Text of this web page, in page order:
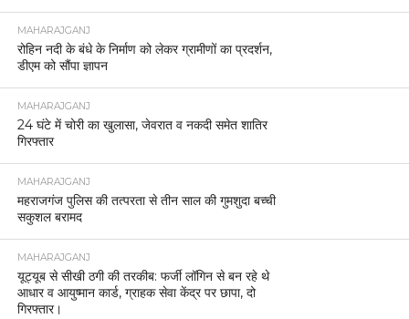
MAHARAJGANJ
रोहिन नदी के बंधे के निर्माण को लेकर ग्रामीणों का प्रदर्शन,
डीएम को सौंपा ज्ञापन
MAHARAJGANJ
24 घंटे में चोरी का खुलासा, जेवरात व नकदी समेत शातिर
गिरफ्तार
MAHARAJGANJ
महराजगंज पुलिस की तत्परता से तीन साल की गुमशुदा बच्ची
सकुशल बरामद
MAHARAJGANJ
यूट्यूब से सीखी ठगी की तरकीब: फर्जी लॉगिन से बन रहे थे
आधार व आयुष्मान कार्ड, ग्राहक सेवा केंद्र पर छापा, दो
गिरफ्तार।